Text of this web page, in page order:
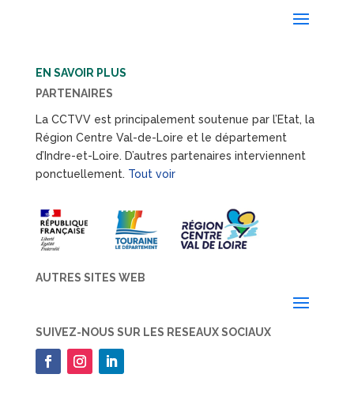
EN SAVOIR PLUS
PARTENAIRES
La CCTVV est principalement soutenue par l’Etat, la
Région Centre Val-de-Loire et le département
d’Indre-et-Loire. D’autres partenaires interviennent
ponctuellement. Tout voir
AUTRES SITES WEB
SUIVEZ-NOUS SUR LES RESEAUX SOCIAUX